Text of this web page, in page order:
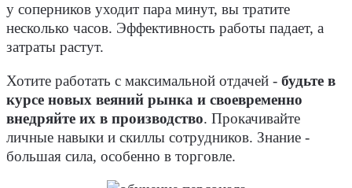
у соперников уходит пара минут, вы тратите
несколько часов. Эффективность работы падает, а
затраты растут.
Хотите работать с максимальной отдачей - будьте в
курсе новых веяний рынка и своевременно
внедряйте их в производство. Прокачивайте
личные навыки и скиллы сотрудников. Знание -
большая сила, особенно в торговле.